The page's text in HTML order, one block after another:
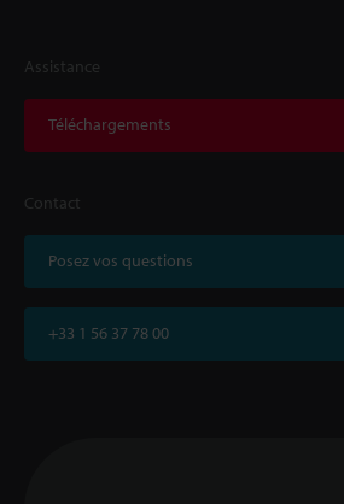
Assistance
Téléchargements
Contact
Posez vos questions
+33 1 56 37 78 00